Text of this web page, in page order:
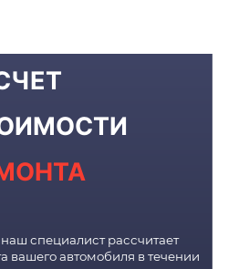
наш специалист рассчитает
вашего автомобиля в течении